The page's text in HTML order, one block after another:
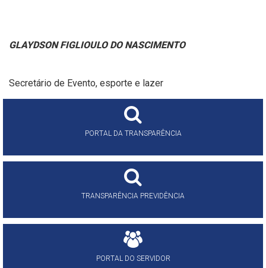
GLAYDSON FIGLIOULO DO NASCIMENTO
Secretário de Evento, esporte e lazer
PORTAL DA TRANSPARÊNCIA
TRANSPARÊNCIA PREVIDÊNCIA
PORTAL DO SERVIDOR